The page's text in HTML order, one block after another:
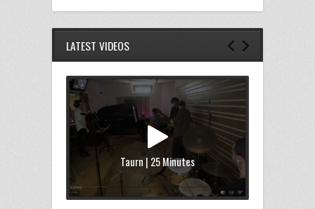
LATEST VIDEOS
Taurn | 25 Minutes